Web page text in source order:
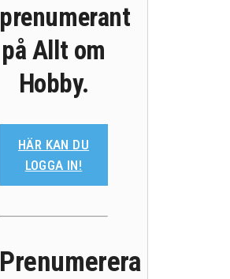
prenumerant
på Allt om
Hobby.
HÄR KAN DU
LOGGA IN!
Prenumerera